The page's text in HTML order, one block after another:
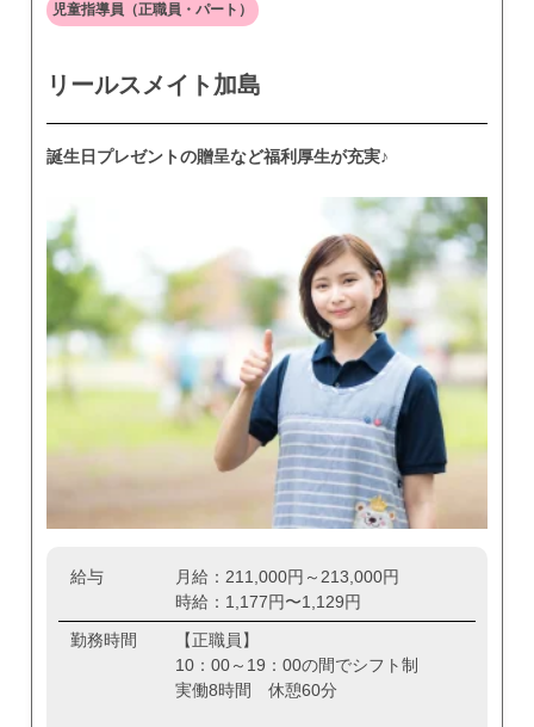
児童指導員（正職員・パート）
リールスメイト加島
誕生日プレゼントの贈呈など福利厚生が充実♪
給与
月給：211,000円～213,000円
時給：1,177円〜1,129円
勤務時間
【正職員】
10：00～19：00の間でシフト制
実働8時間 休憩60分